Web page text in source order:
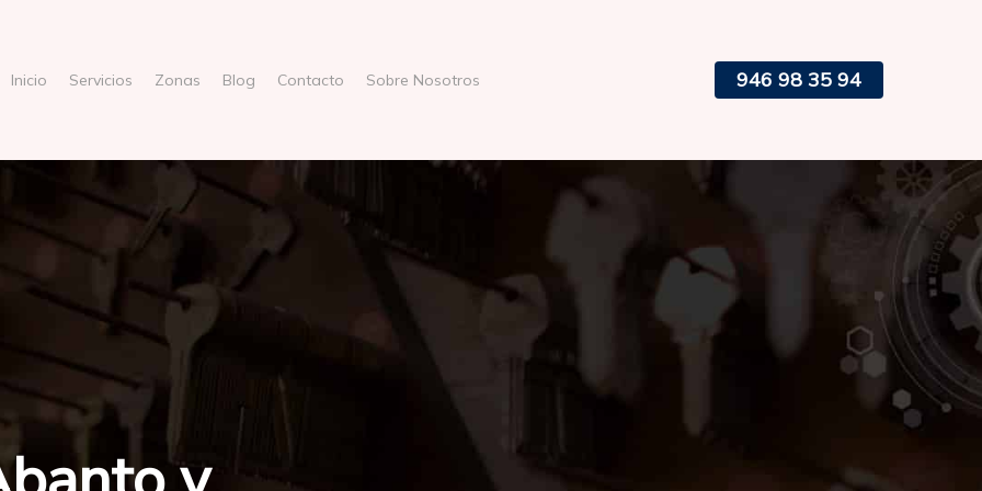
Inicio Servicios Zonas Blog Contacto Sobre Nosotros 946 98 35 94